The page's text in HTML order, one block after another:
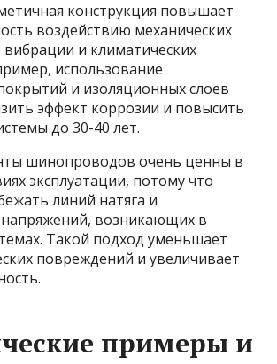
конструкция повышает
воздействию механических
и климатических
использование
и изоляционных слоев
эффект коррозии и повысить
до 30-40 лет.
шинопроводов очень ценны в
эксплуатации, потому что
линий натяга и
напряжений, возникающих в
Такой подход уменьшает
повреждений и увеличивает
примеры и